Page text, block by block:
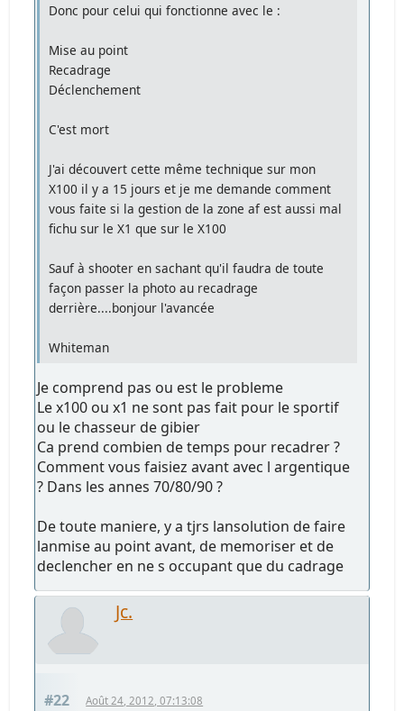
Donc pour celui qui fonctionne avec le :
Mise au point
Recadrage
Déclenchement
C'est mort
J'ai découvert cette même technique sur mon
X100 il y a 15 jours et je me demande comment
vous faite si la gestion de la zone af est aussi mal
fichu sur le X1 que sur le X100
Sauf à shooter en sachant qu'il faudra de toute
façon passer la photo au recadrage
derrière....bonjour l'avancée
Whiteman
Je comprend pas ou est le probleme
Le x100 ou x1 ne sont pas fait pour le sportif
ou le chasseur de gibier
Ca prend combien de temps pour recadrer ?
Comment vous faisiez avant avec l argentique
? Dans les annes 70/80/90 ?
De toute maniere, y a tjrs lansolution de faire
lanmise au point avant, de memoriser et de
declencher en ne s occupant que du cadrage
Jc.
#22 Août 24, 2012, 07:13:08